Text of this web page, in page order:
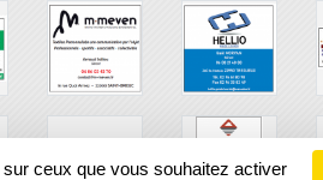
ceux que vous souhaitez activer